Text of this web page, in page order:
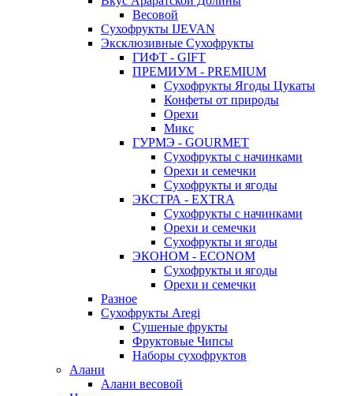
Весовой
Сухофрукты IJEVAN
Эксклюзивные Сухофрукты
ГИФТ - GIFT
ПРЕМИУМ - PREMIUM
Сухофрукты Ягоды Цукаты
Конфеты от природы
Орехи
Микс
ГУРМЭ - GOURMET
Сухофрукты с начинками
Орехи и семечки
Сухофрукты и ягоды
ЭКСТРА - EXTRA
Сухофрукты с начинками
Орехи и семечки
Сухофрукты и ягоды
ЭКОНОМ - ECONOM
Сухофрукты и ягоды
Орехи и семечки
Разное
Сухофрукты Aregi
Сушеные фрукты
Фруктовые Чипсы
Наборы сухофруктов
Алани
Алани весовой